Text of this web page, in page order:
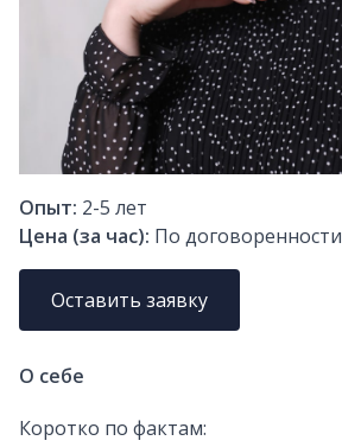
Опыт: 2-5 лет
Цена (за час): По договоренности
Оставить заявку
О себе
Коротко по фактам: